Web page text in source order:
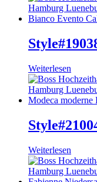
Weiterlesen
Weiterlesen